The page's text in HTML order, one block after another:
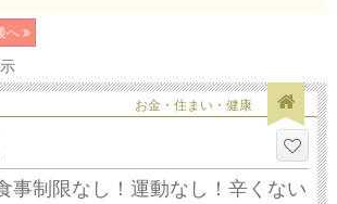
へ
お金・住まい・健康
事制限なし！運動なし！辛くない